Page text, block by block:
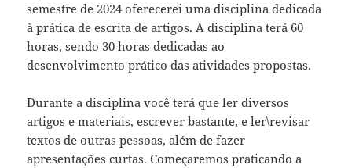
semestre de 2024 oferecerei uma disciplina dedicada
à prática de escrita de artigos. A disciplina terá 60
horas, sendo 30 horas dedicadas ao
desenvolvimento prático das atividades propostas.
Durante a disciplina você terá que ler diversos
artigos e materiais, escrever bastante, e ler\revisar
textos de outras pessoas, além de fazer
apresentações curtas. Começaremos praticando a